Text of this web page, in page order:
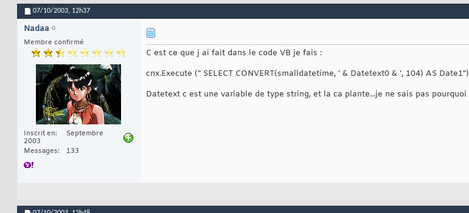
07/10/2003, 12h37
Nadaa
Membre confirmé
Inscrit en
Septembre
2003
Messages
133
C est ce que j ai fait dans le code VB je fais :
cnx.Execute (" SELECT CONVERT(smalldatetime, ' & Datetext0 & ', 104) AS Date1")
Datetext c est une variable de type string, et la ca plante...je ne sais pas pourquoi